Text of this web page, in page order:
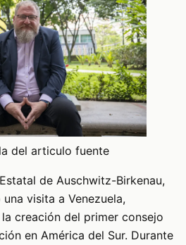
del articulo fuente
de Auschwitz-Birkenau,
visita a Venezuela,
creación del primer consejo
en América del Sur. Durante